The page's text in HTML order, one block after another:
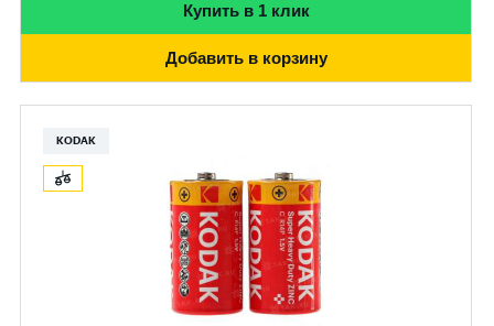
Купить в 1 клик
Добавить в корзину
KODAK